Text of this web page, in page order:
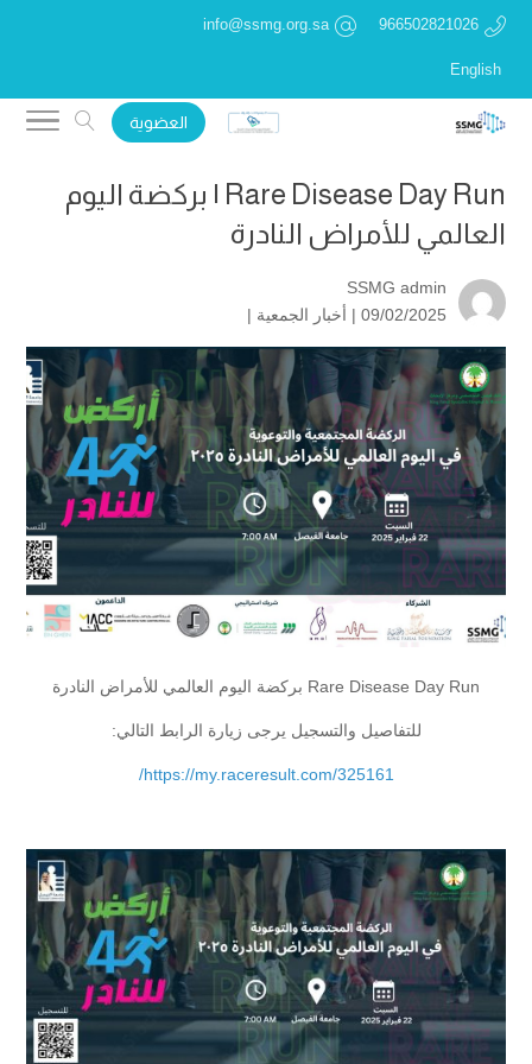
966502821026
info@ssmg.org.sa
English
العضوية
Rare Disease Day Run | بركضة اليوم
العالمي للأمراض النادرة
SSMG admin
09/02/2025 |
أخبار الجمعية |
Rare Disease Day Run بركضة اليوم العالمي للأمراض النادرة
للتفاصيل والتسجيل يرجى زيارة الرابط التالي:
https://my.raceresult.com/325161/